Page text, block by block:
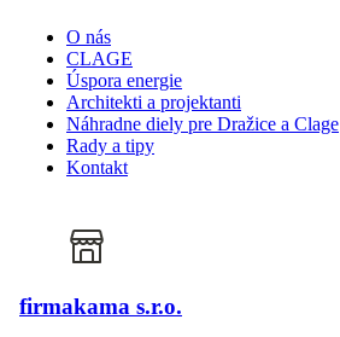
O nás
CLAGE
Úspora energie
Architekti a projektanti
Náhradne diely pre Dražice a Clage
Rady a tipy
Kontakt
firmakama s.r.o.